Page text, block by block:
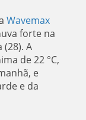
Wavemax
forte na
A
de 22 °C,
e
e da